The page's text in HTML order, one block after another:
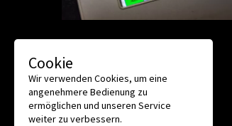
Cookie
Wir verwenden Cookies, um eine
angenehmere Bedienung zu
ermöglichen und unseren Service
weiter zu verbessern.